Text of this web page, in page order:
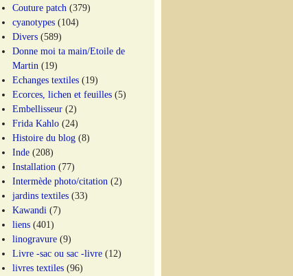
Couture patch (379)
cyanotypes (104)
Divers (589)
Donne moi ta main/Etoile de
Martin (19)
Echanges textiles (19)
Ecorces, lichen et feuilles (5)
Embellisseur (2)
Frida Kahlo (24)
Histoire du blog (8)
Inde (208)
Installation (77)
Intermède photo/citation (2)
jardins textiles (33)
Kawandi (7)
liens (401)
linogravure (9)
Livre -sac ou sac -livre (12)
livres textiles (96)